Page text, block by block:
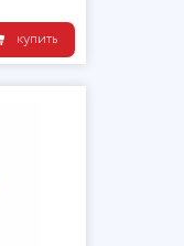
купить